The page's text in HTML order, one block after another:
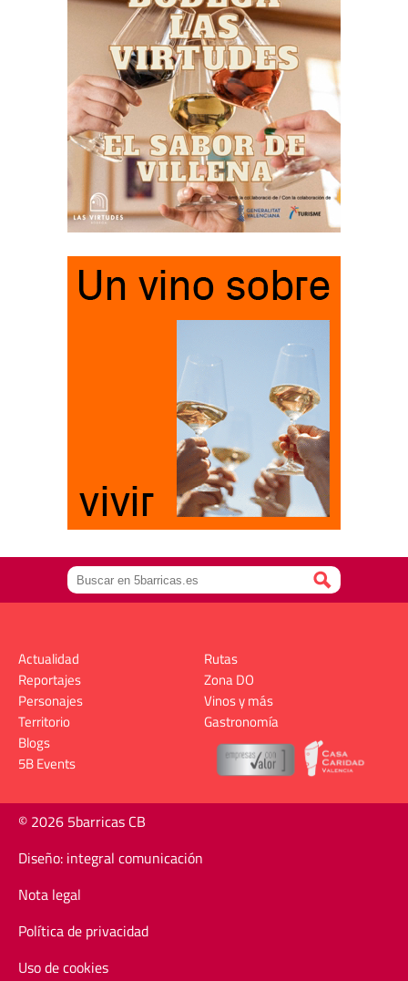
Actualidad
Reportajes
Personajes
Territorio
Rutas
Zona DO
Vinos y más
Gastronomía
Blogs
5B Events
© 2026 5barricas CB
Diseño: integral comunicación
Nota legal
Política de privacidad
Uso de cookies